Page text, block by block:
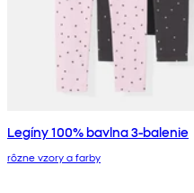
Legíny 100% bavlna 3-balenie
rôzne vzory a farby